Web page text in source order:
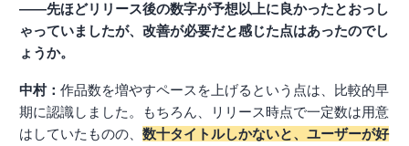
――先ほどリリース後の数字が予想以上に良かったとおっし
ゃっていましたが、改善が必要だと感じた点はあったのでし
ょうか。
中村： 作品数を増やすペースを上げるという点は、比較的早
期に認識しました。もちろん、リリース時点で一定数は用意
はしていたものの、 数十タイトルしかないと、ユーザーが好